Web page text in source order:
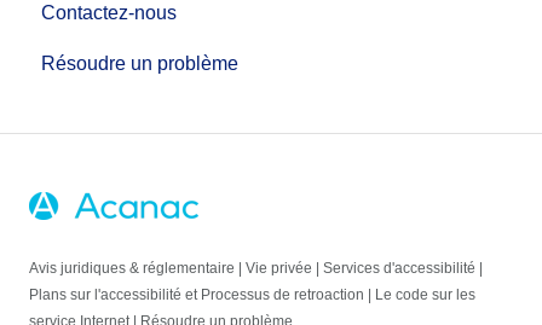
Faire des changements de compte
Contactez-nous
Résoudre un problème
Avis juridiques & réglementaire Vie privée Services d'accessibilité
Plans sur l'accessibilité et Processus de retroaction
Le code sur les
service Internet
Résoudre un problème